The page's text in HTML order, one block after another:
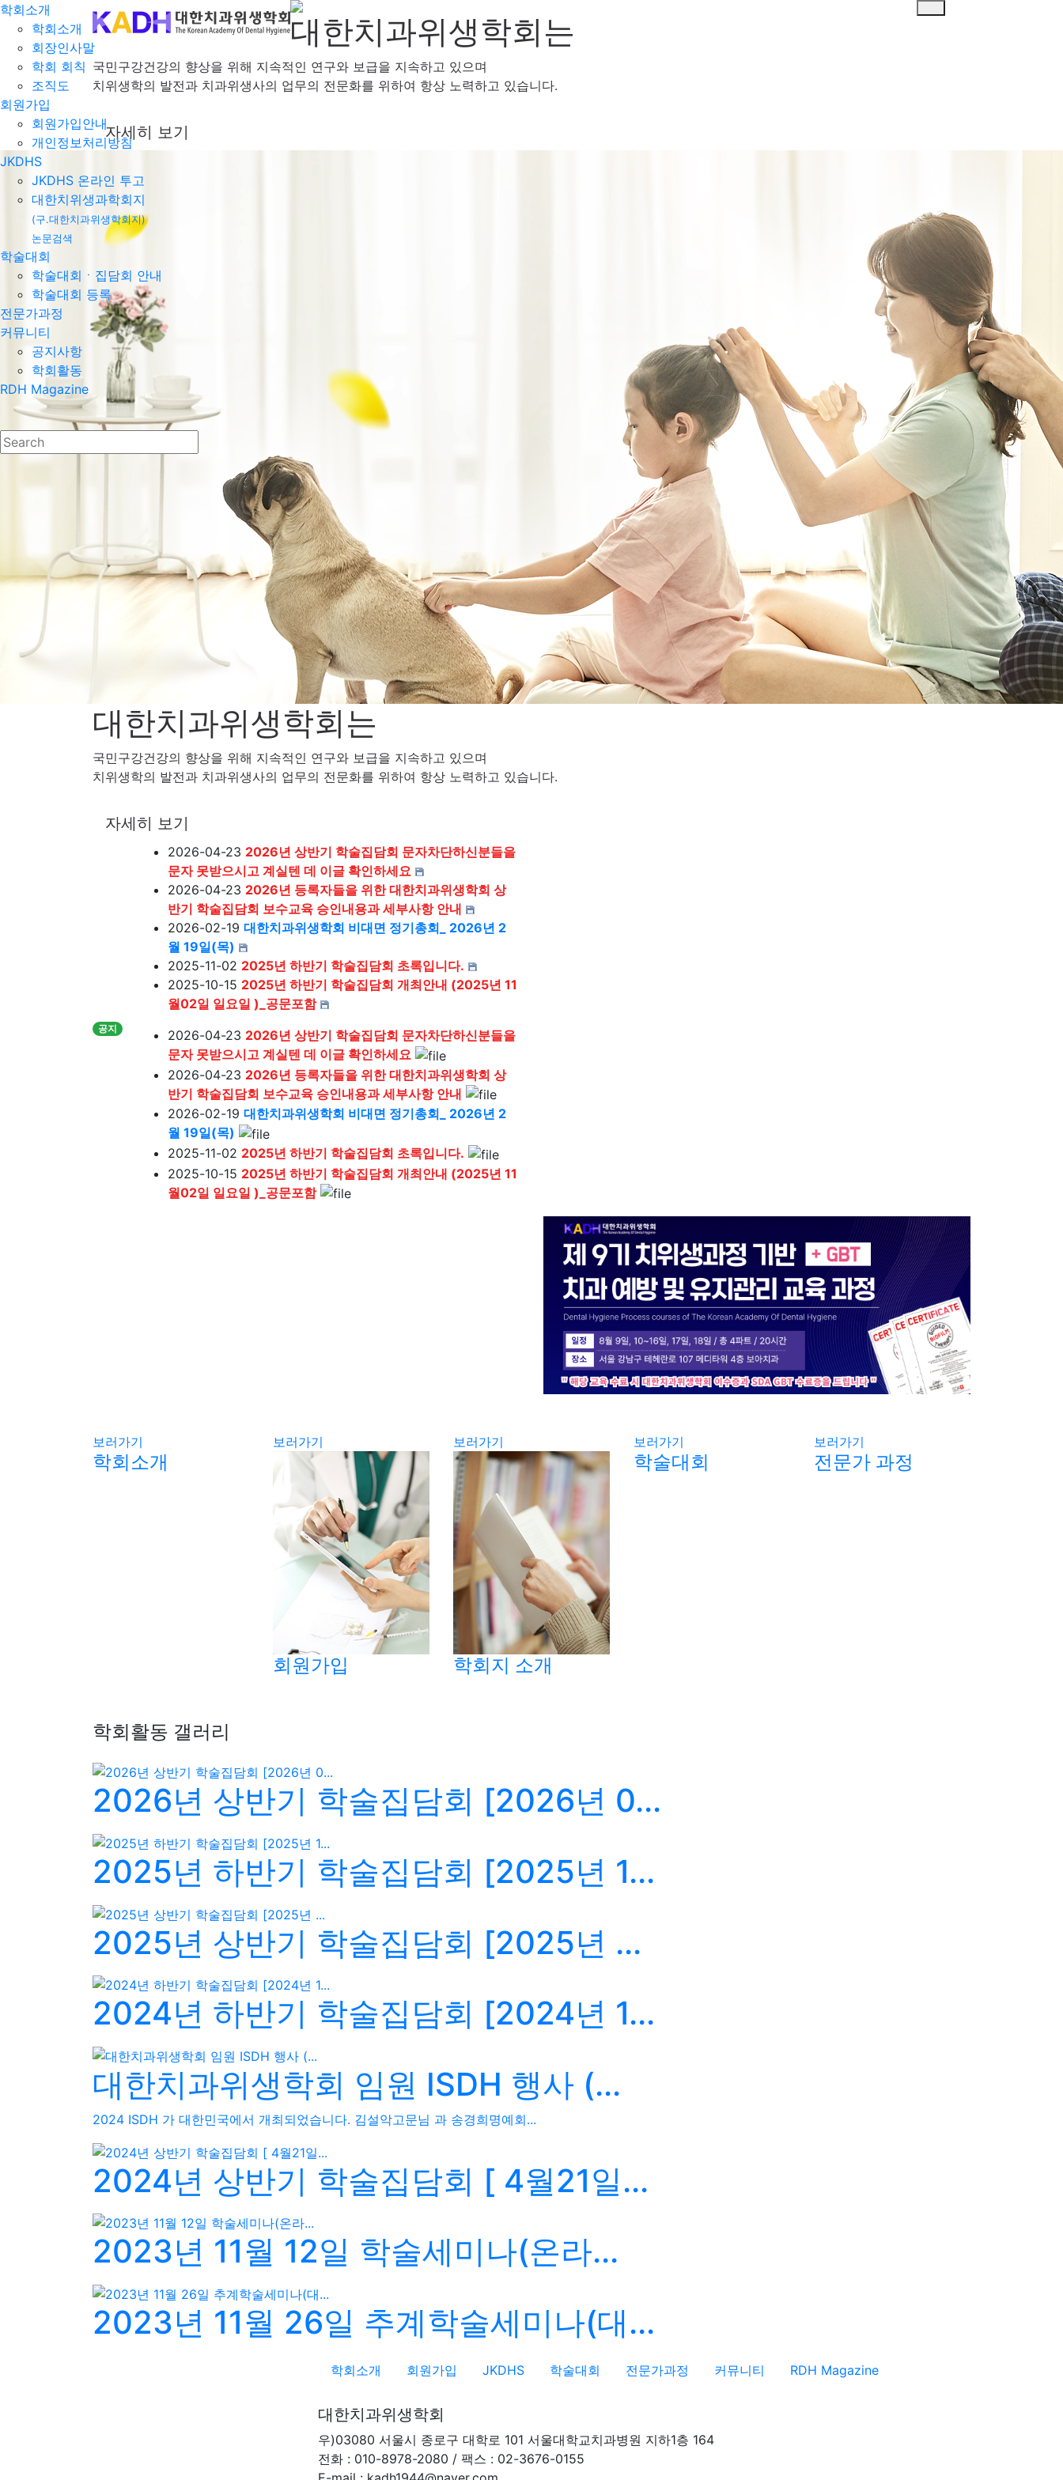
학회소개
학회소개
회장인사말
학회 회칙
조직도
회원가입
회원가입안내
개인정보처리방침
JKDHS
JKDHS 온라인 투고
대한치위생과학회지
(구.대한치과위생학회지)
논문검색
학술대회
학술대회ㆍ집담회 안내
학술대회 등록
전문가과정
커뮤니티
공지사항
학회활동
RDH Magazine
대한치과위생학회는
국민구강건강의 향상을 위해 지속적인 연구와 보급을 지속하고 있으며
치위생학의 발전과 치과위생사의 업무의 전문화를 위하여 항상 노력하고 있습니다.
자세히 보기
대한치과위생학회는
국민구강건강의 향상을 위해 지속적인 연구와 보급을 지속하고 있으며
치위생학의 발전과 치과위생사의 업무의 전문화를 위하여 항상 노력하고 있습니다.
자세히 보기
공지
2026-04-23 2026년 상반기 학술집담회 문자차단하신분들을
문자 못받으시고 계실텐 데 이글 확인하세요
2026-04-23 2026년 등록자들을 위한 대한치과위생학회 상
반기 학술집담회 보수교육 승인내용과 세부사항 안내
2026-02-19 대한치과위생학회 비대면 정기총회_ 2026년 2
월 19일(목)
2025-11-02 2025년 하반기 학술집담회 초록입니다.
2025-10-15 2025년 하반기 학술집담회 개최안내 (2025년 11
월02일 일요일 )_공문포함
2026-04-23 2026년 상반기 학술집담회 문자차단하신분들을
문자 못받으시고 계실텐 데 이글 확인하세요
2026-04-23 2026년 등록자들을 위한 대한치과위생학회 상
반기 학술집담회 보수교육 승인내용과 세부사항 안내
2026-02-19 대한치과위생학회 비대면 정기총회_ 2026년 2
월 19일(목)
2025-11-02 2025년 하반기 학술집담회 초록입니다.
2025-10-15 2025년 하반기 학술집담회 개최안내 (2025년 11
월02일 일요일 )_공문포함
보러가기
학회소개
보러가기
회원가입
보러가기
학회지 소개
보러가기
학술대회
보러가기
전문가 과정
학회활동 갤러리
2026년 상반기 학술집담회 [2026년 0...
2025년 하반기 학술집담회 [2025년 1...
2025년 상반기 학술집담회 [2025년 ...
2024년 하반기 학술집담회 [2024년 1...
대한치과위생학회 임원 ISDH 행사 (...
2024 ISDH 가 대한민국에서 개최되었습니다. 김설악고문님 과 송경희명예회...
2024년 상반기 학술집담회 [ 4월21일...
2023년 11월 12일 학술세미나(온라...
2023년 11월 26일 추계학술세미나(대...
학회소개 회원가입 JKDHS 학술대회 전문가과정 커뮤니티 RDH Magazine
대한치과위생학회
우)03080 서울시 종로구 대학로 101 서울대학교치과병원 지하1층 164
전화 : 010-8978-2080 / 팩스 : 02-3676-0155